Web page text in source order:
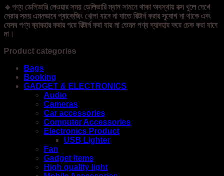
🔹পণ্য ডেলিভারি নেওয়ার সময় ডেলিভারি ম্যান সামনে থাকা অবস্থায় বক্স খুলে দেখে
নেয়ার সময় এমনভাবে প্যাকেজিং খোলা যাবে না যাতে রিটার্ন করার সুযোগ না থাকে এবং
যেসব পণ্য ব্যাবহার করার পরে রিটার্ন করা যায় না তেমন পণ্য ব্যাবহার করে চেক করা যাবে
না।
Product categories
Bags
Booking
GADGET & ELECTRONICS
Audio
Cameras
Car accessories
Computer Accessories
Electronics Product
USB Lighter
Fan
Gadget items
High quality light